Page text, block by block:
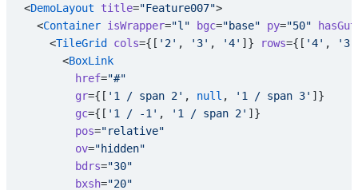
<DemoLayout title="Feature007">
  <
Container isWrapper="l" bgc="base" py="50"
    <
TileGrid cols={[ '2' , '3' , '4' ]} rows={[ '4' , '3'
      <
BoxLink
        href
="#"
        gr
={[ '1 / span 2' , null , '1 / span 3' ]}
        gc
={[ '1 / -1' , '1 / span 2' ]}
        pos
="relative"
        ov
="hidden"
        bdrs
="30"
        bxsh
="20"